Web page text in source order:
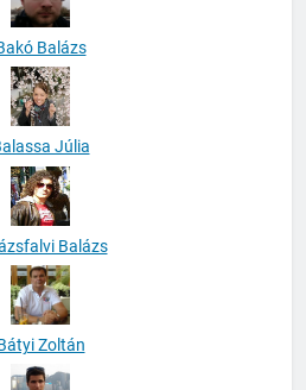
Balázs
Júlia
Balázs
Zoltán